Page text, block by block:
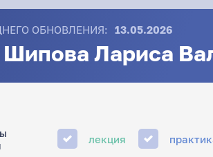
ОБНОВЛЕНИЯ: 13.05.2026
Лариса
лекция